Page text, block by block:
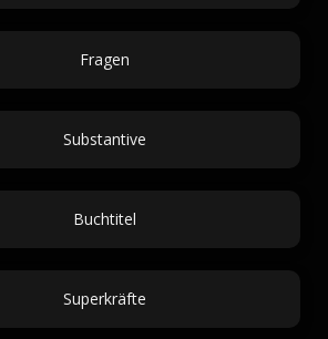
Fragen
Substantive
Buchtitel
Superkräfte